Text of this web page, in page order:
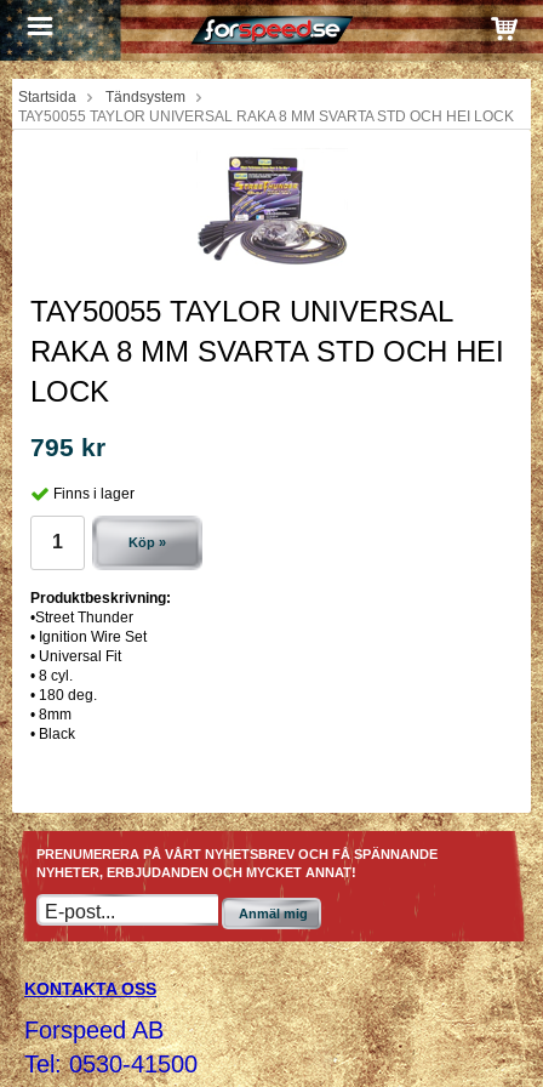
Startsida
Tändsystem
TAY50055 TAYLOR UNIVERSAL RAKA 8 MM SVARTA STD OCH HEI LOCK
TAY50055 TAYLOR UNIVERSAL
RAKA 8 MM SVARTA STD OCH HEI
LOCK
795 kr
Finns i lager
Köp »
Produktbeskrivning:
•Street Thunder
• Ignition Wire Set
• Universal Fit
• 8 cyl.
• 180 deg.
• 8mm
• Black
PRENUMERERA PÅ VÅRT NYHETSBREV OCH FÅ SPÄNNANDE
NYHETER, ERBJUDANDEN OCH MYCKET ANNAT!
Anmäl mig
KONTAKTA OSS
Forspeed AB
Tel: 0530-41500